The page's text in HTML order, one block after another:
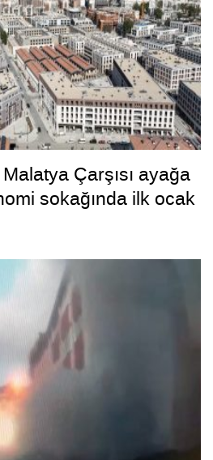
Malatya Çarşısı ayağa
sokağında ilk ocak